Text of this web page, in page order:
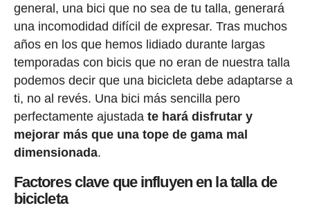
general, una bici que no sea de tu talla, generará
una incomodidad difícil de expresar. Tras muchos
años en los que hemos lidiado durante largas
temporadas con bicis que no eran de nuestra talla
podemos decir que una bicicleta debe adaptarse a
ti, no al revés. Una bici más sencilla pero
perfectamente ajustada te hará disfrutar y
mejorar más que una tope de gama mal
dimensionada.
Factores clave que influyen en la talla de
bicicleta